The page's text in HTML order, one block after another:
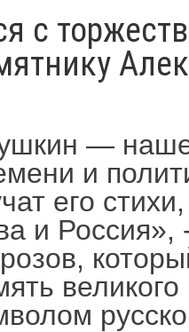
с
— наше
и
его
и Россия»,